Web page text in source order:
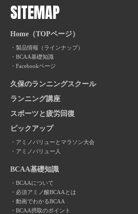
SITEMAP
Home（TOPページ）
製品情報（ラインナップ）
BCAA基礎知識
Facebookページ
久保のランニングスクール
ランニング講座
スポーツと疲労回復
ピックアップ
アミノバリューとマラソン大会
アミノバリュー人
BCAA基礎知識
BCAAについて
必須アミノ酸BCAAとは
動画でわかるBCAA
BCAA摂取のポイント